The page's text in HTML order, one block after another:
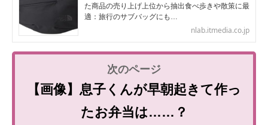
た商品の売り上げ上位から抽出食べ歩きや散策に最
適：旅行のサブバッグにも…
nlab.itmedia.co.jp
【画像】息子くんが早朝起きて作っ
たお弁当は……？